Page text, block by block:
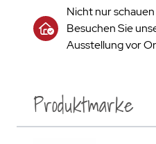
Nicht nur
Besuchen Sie
Ausstellung vor
Produktmarke